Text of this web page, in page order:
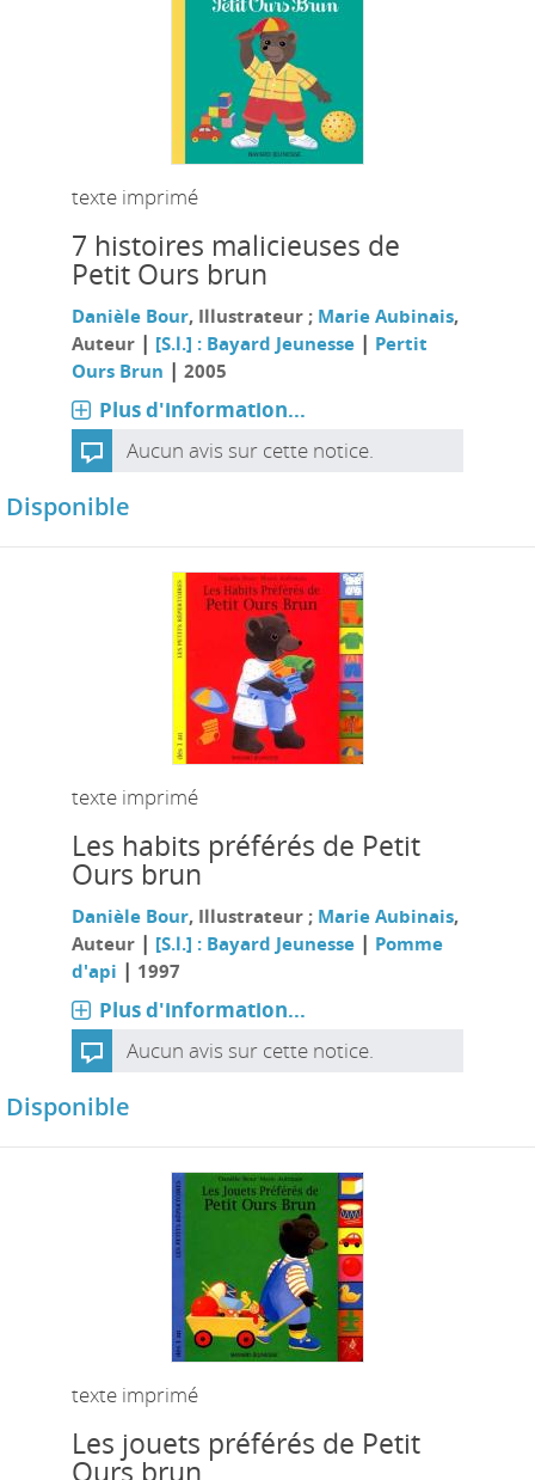
texte imprimé
7 histoires malicieuses de
Petit Ours brun
Danièle Bour, Illustrateur ; Marie Aubinais,
Auteur | [S.l.] : Bayard Jeunesse| Pertit
Ours Brun | 2005
Plus d'information...
Aucun avis sur cette notice.
Disponible
texte imprimé
Les habits préférés de Petit
Ours brun
Danièle Bour, Illustrateur ; Marie Aubinais,
Auteur | [S.l.] : Bayard Jeunesse| Pomme
d'api | 1997
Plus d'information...
Aucun avis sur cette notice.
Disponible
texte imprimé
Les jouets préférés de Petit
Ours brun